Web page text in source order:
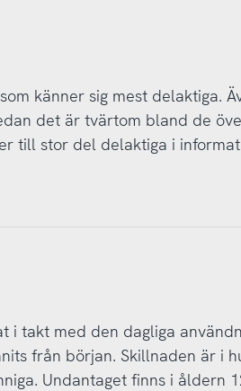
känner sig mest delaktiga.
det är tvärtom bland de
till stor del delaktiga i
i takt med den dagliga
från början. Skillnaden är i
Undantaget finns i åldern